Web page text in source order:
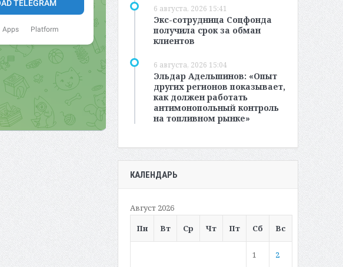
6 августа, 2026 15:41
Экс-сотрудница Соцфонда
получила срок за обман
клиентов
6 августа, 2026 15:04
Эльдар Адельшинов: «Опыт
других регионов показывает,
как должен работать
антимонопольный контроль
на топливном рынке»
КАЛЕНДАРЬ
Август 2026
Пн
Вт Ср Чт Пт Сб Вс
1 2